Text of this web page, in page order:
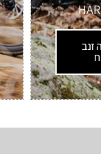
זנב